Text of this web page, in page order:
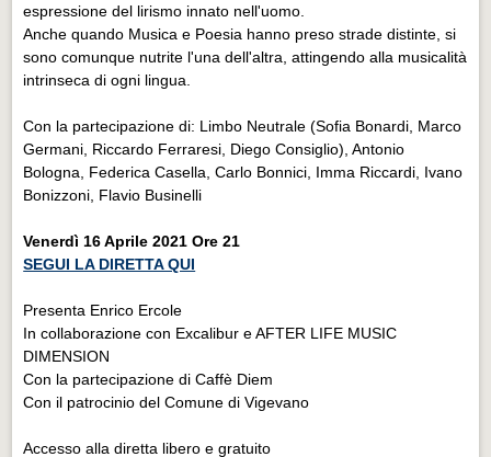
espressione del lirismo innato nell'uomo.
Anche quando Musica e Poesia hanno preso strade distinte, si
sono comunque nutrite l'una dell'altra, attingendo alla musicalità
intrinseca di ogni lingua.
Con la partecipazione di: Limbo Neutrale (Sofia Bonardi, Marco
Germani, Riccardo Ferraresi, Diego Consiglio), Antonio
Bologna, Federica Casella, Carlo Bonnici, Imma Riccardi, Ivano
Bonizzoni, Flavio Businelli
Venerdì 16 Aprile 2021 Ore 21
SEGUI LA DIRETTA QUI
Presenta Enrico Ercole
In collaborazione con Excalibur e AFTER LIFE MUSIC
DIMENSION
Con la partecipazione di Caffè Diem
Con il patrocinio del Comune di Vigevano
Accesso alla diretta libero e gratuito